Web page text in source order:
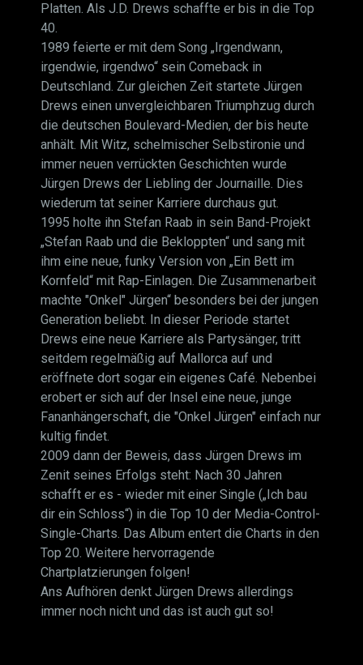
Platten. Als J.D. Drews schaffte er bis in die Top
40.
1989 feierte er mit dem Song „Irgendwann,
irgendwie, irgendwo“ sein Comeback in
Deutschland. Zur gleichen Zeit startete Jürgen
Drews einen unvergleichbaren Triumphzug durch
die deutschen Boulevard-Medien, der bis heute
anhält. Mit Witz, schelmischer Selbstironie und
immer neuen verrückten Geschichten wurde
Jürgen Drews der Liebling der Journaille. Dies
wiederum tat seiner Karriere durchaus gut.
1995 holte ihn Stefan Raab in sein Band-Projekt
„Stefan Raab und die Bekloppten“ und sang mit
ihm eine neue, funky Version von „Ein Bett im
Kornfeld“ mit Rap-Einlagen. Die Zusammenarbeit
machte "Onkel" Jürgen“ besonders bei der jungen
Generation beliebt. In dieser Periode startet
Drews eine neue Karriere als Partysänger, tritt
seitdem regelmäßig auf Mallorca auf und
eröffnete dort sogar ein eigenes Café. Nebenbei
erobert er sich auf der Insel eine neue, junge
Fananhängerschaft, die "Onkel Jürgen" einfach nur
kultig findet.
2009 dann der Beweis, dass Jürgen Drews im
Zenit seines Erfolgs steht: Nach 30 Jahren
schafft er es - wieder mit einer Single („Ich bau
dir ein Schloss“) in die Top 10 der Media-Control-
Single-Charts. Das Album entert die Charts in den
Top 20. Weitere hervorragende
Chartplatzierungen folgen!
Ans Aufhören denkt Jürgen Drews allerdings
immer noch nicht und das ist auch gut so!